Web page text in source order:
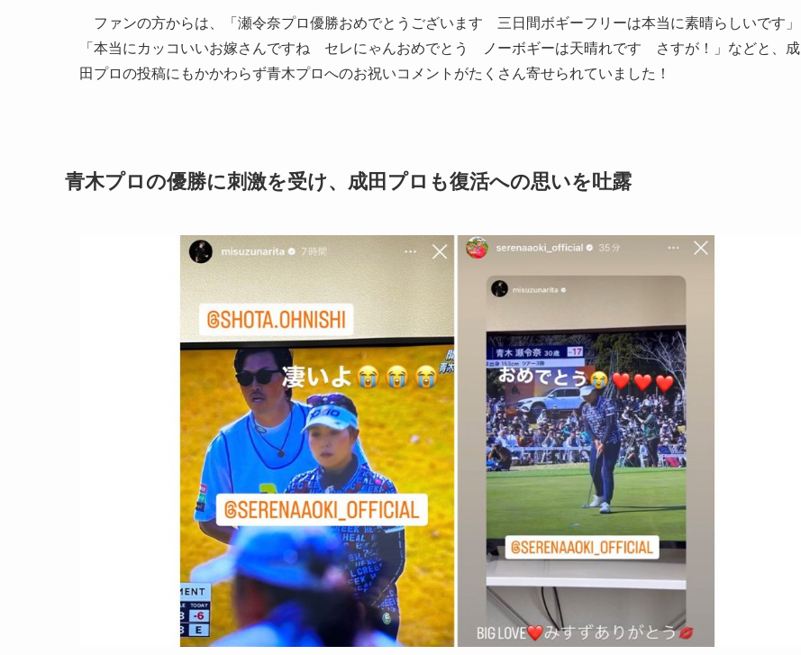
ファンの方からは、「瀬令奈プロ優勝おめでとうございます 三日間ボギーフリーは本当に素晴らしいです」
「本当にカッコいいお嫁さんですね セレにゃんおめでとう ノーボギーは天晴れです さすが！」などと、成
田プロの投稿にもかかわらず青木プロへのお祝いコメントがたくさん寄せられていました！
青木プロの優勝に刺激を受け、成田プロも復活への思いを吐露